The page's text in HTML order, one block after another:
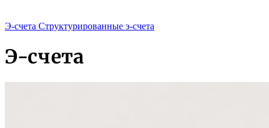
Э-счета Структурированные э-счета
Э-счета